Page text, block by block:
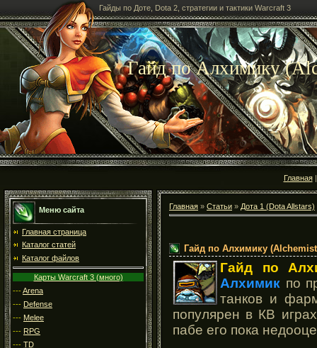
Гайды по Доте, Dota 2, стратегии и тактики Warcraft 3
Гайд по Алхимику
Главная
Меню сайта
Главная страница
Каталог статей
Каталог файлов
Карты Warcraft 3 (много)
---Arena
--- Defense
--- Melee
--- RPG
--- TD
Главная » Статьи » Дота 1 (Dota Allstars)
Гайд по Алхимику
Гайд по
Алхимик по
танков и
популярен в КВ
пабе его пока